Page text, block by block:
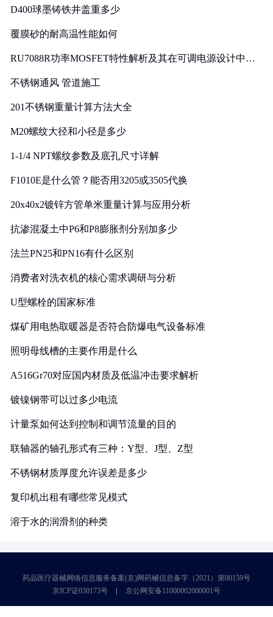
D400球墨铸铁井盖重多少
覆膜砂的耐高温性能如何
RU7088R功率MOSFET特性解析及其在可调电源设计中的
不锈钢通风 管道施工
201不锈钢重量计算方法大全
M20螺纹大径和小径是多少
1-1/4 NPT螺纹参数及底孔尺寸详解
F1010E是什么管？能否用3205或3505代换
20x40x2镀锌方管单米重量计算与应用分析
抗渗混凝土中P6和P8膨胀剂分别加多少
法兰PN25和PN16有什么区别
消费者对洗衣机的核心需求调研与分析
U型螺栓的国家标准
煤矿用电热取暖器是否符合防爆电气设备标准
照明母线槽的主要作用是什么
A516Gr70对应国内材质及低温冲击要求解析
镀镍钢带可以过多少电流
计量泵如何达到控制和调节流量的目的
联轴器的轴孔形式有三种：Y型、J型、Z型
不锈钢材质厚度允许误差是多少
复印机出租有哪些常见模式
溶于水的润滑剂的种类
药品医疗器械网络信息服务备案(京)网药械信息备字（2021）第00159号
京ICP证030173号
京公网安备11000002000001号